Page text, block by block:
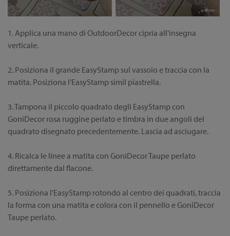
1. Applica una mano di OutdoorDecor cipria all'insegna
verticale.
2. Posiziona il grande EasyStamp sul vassoio e traccia con la
matita. Posiziona l'EasyStamp simil piastrella.
3. Tampona il piccolo quadrato degli EasyStamp con
GoniDecor rosa ruggine perlato e timbra in due angoli del
quadrato disegnato precedentemente. Lascia ad asciugare.
4. Ricalca le linee a matita con GoniDecor Taupe perlato
direttamente dal flacone.
5. Posiziona l'EasyStamp rotondo al centro dei quadrati, traccia
la forma con una matita e colora con il pennello e GoniDecor
Taupe perlato.